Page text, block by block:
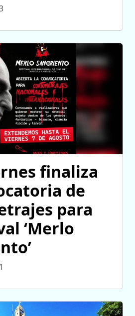
finaliza
de
para
‘Merlo